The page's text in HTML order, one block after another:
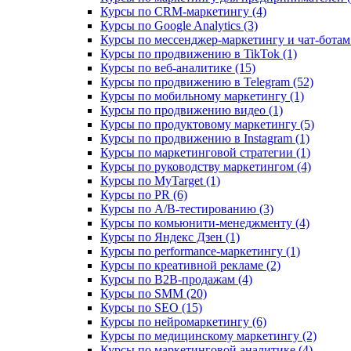
Курсы по CRM-маркетингу (4)
Курсы по Google Analytics (3)
Курсы по мессенджер-маркетингу и чат-
Курсы по продвижению в TikTok (1)
Курсы по веб-аналитике (15)
Курсы по продвижению в Telegram (52)
Курсы по мобильному маркетингу (1)
Курсы по продвижению видео (1)
Курсы по продуктовому маркетингу (5)
Курсы по продвижению в Instagram (1)
Курсы по маркетинговой стратегии (1)
Курсы по руководству маркетингом (4)
Курсы по MyTarget (1)
Курсы по PR (6)
Курсы по A/B-тестированию (3)
Курсы по комьюнити-менеджменту (4)
Курсы по Яндекс Дзен (1)
Курсы по performance-маркетингу (1)
Курсы по креативной рекламе (2)
Курсы по B2B-продажам (4)
Курсы по SMM (20)
Курсы по SEO (15)
Курсы по нейромаркетингу (6)
Курсы по медицинскому маркетингу (2)